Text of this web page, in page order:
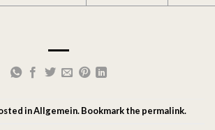
inAllgemein. Bookmark the permalink.